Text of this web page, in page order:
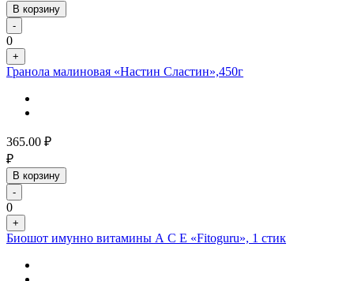
В корзину
-
0
+
Гранола малиновая «Настин Сластин»,450г
365.00 ₽
₽
В корзину
-
0
+
Биошот имунно витамины А С Е «Fitoguru», 1 стик